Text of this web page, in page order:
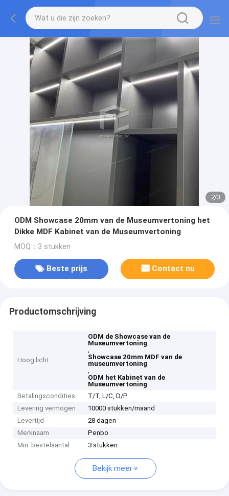
2/3
ODM Showcase 20mm van de Museumvertoning het
Dikke MDF Kabinet van de Museumvertoning
MOQ：3 stukken
Beste prijs Contact nu
Productomschrijving
Hoog licht
ODM de Showcase van de
Museumvertoning
,
Showcase 20mm MDF van de
museumvertoning
,
ODM het Kabinet van de
Museumvertoning
Betalingscondities
T/T, L/C, D/P
Levering vermogen
10000 stukken/maand
Levertijd
28 dagen
Merknaam
Penbo
Min. bestelaantal
3 stukken
Bekijk meer